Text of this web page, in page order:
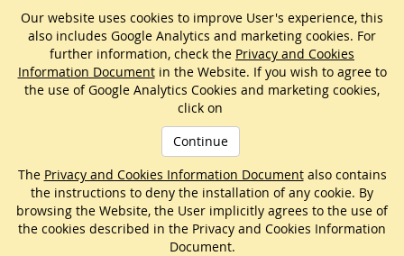
Our website uses cookies to improve User's experience, this
also includes Google Analytics and marketing cookies. For
further information, check the Privacy and Cookies
Information Documentin the Website. If you wish to agree to
the use of Google Analytics Cookies and marketing cookies,
click on
Continue
The Privacy and Cookies Information Documentalso contains
the instructions to deny the installation of any cookie. By
browsing the Website, the User implicitly agrees to the use of
the cookies described in the Privacy and Cookies Information
Document.